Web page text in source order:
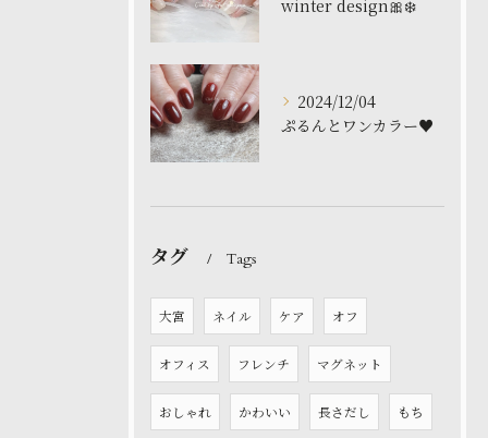
winter design🎀❄️
2024/12/04
ぷるんとワンカラー♥️
タグ Tags
大宮 ネイル ケア オフ
オフィス フレンチ マグネット
おしゃれ かわいい 長さだし もち